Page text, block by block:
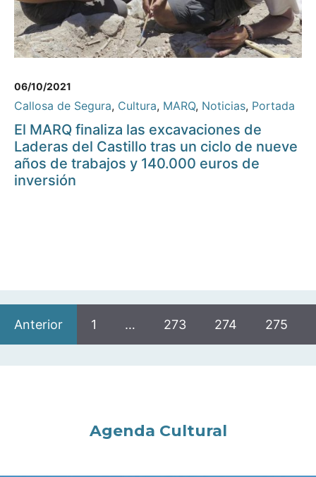
06/10/2021
Callosa de Segura, Cultura, MARQ, Noticias, Portada
El MARQ finaliza las excavaciones de
Laderas del Castillo tras un ciclo de nueve
años de trabajos y 140.000 euros de
inversión
Anterior 1 … 273 274 275
Agenda Cultural